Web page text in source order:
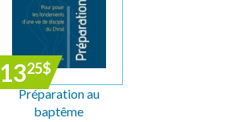
1325$
Préparation au
baptême